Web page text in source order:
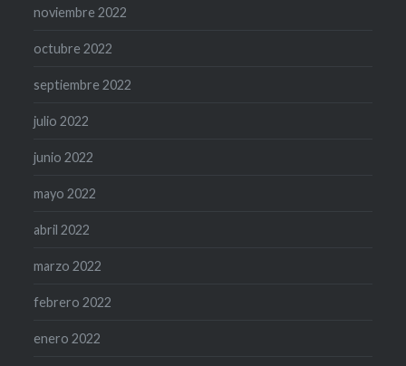
noviembre 2022
octubre 2022
septiembre 2022
julio 2022
junio 2022
mayo 2022
abril 2022
marzo 2022
febrero 2022
enero 2022